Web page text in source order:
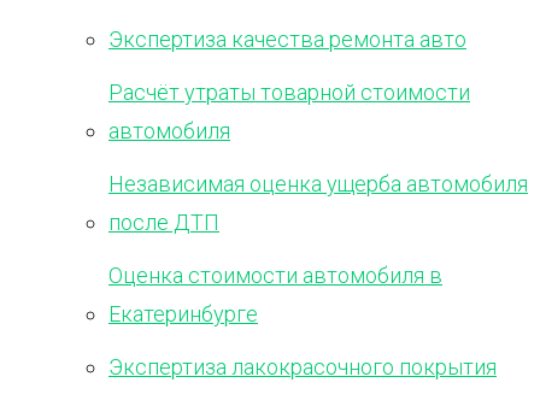
Экспертиза качества ремонта авто
Расчёт утраты товарной стоимости
автомобиля
Независимая оценка ущерба автомобиля
после ДТП
Оценка стоимости автомобиля в
Екатеринбурге
Экспертиза лакокрасочного покрытия